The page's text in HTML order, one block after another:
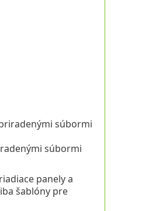
súbormi
súbormi
panely a
šablóny pre